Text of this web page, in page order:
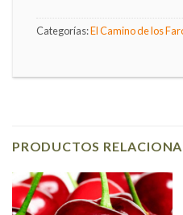
Categorías:El Camino de los
PRODUCTOS